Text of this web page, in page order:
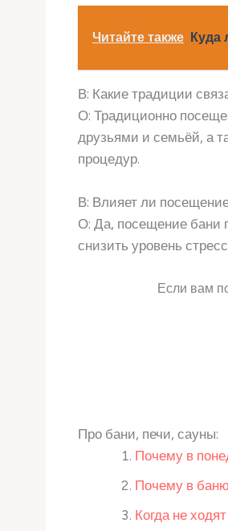
Читайте также Куда
В: Какие традиции
О: Традиционно
друзьями и семьёй, а
процедур.
В: Влияет ли
О: Да, посещение бани
снизить уровень
Если вам
Про бани, печи, сауны:
Почему в
Почему в
Когда не